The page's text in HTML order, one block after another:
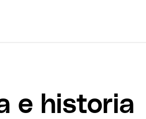
e historia